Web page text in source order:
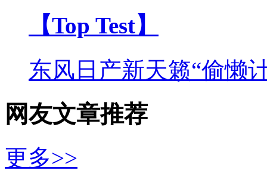
【Top Test】
东风日产新天籁“偷懒
网友文章推荐
更多>>